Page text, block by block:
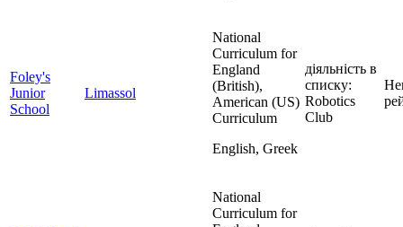
Foley's
Junior
School
Limassol
National
Curriculum for
England
(British),
American (US)
Curriculum
English, Greek
діяльність в
списку:
Robotics
Club
National
Curriculum for